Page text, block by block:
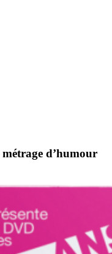
d’humour